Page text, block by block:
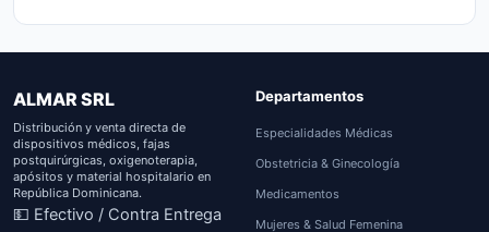
ALMAR SRL
Distribución y venta directa de
dispositivos médicos, fajas
postquirúrgicas, oxigenoterapia,
apósitos y material hospitalario en
República Dominicana.
💵 Efectivo / Contra Entrega
Departamentos
Especialidades Médicas
Obstetricia & Ginecología
Medicamentos
Mujeres & Salud Femenina